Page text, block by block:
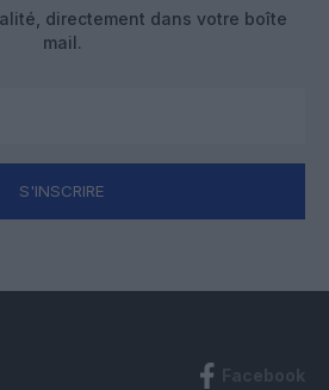
directement dans votre boîte
mail.
S'INSCRIRE